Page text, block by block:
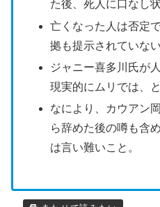
た後、死人に口なし
亡くなった人は否定
拠も提示されていない
ジャニー喜多川氏が
現実的にムリでは、
なにより、カウアン
ら辞めた後の噂も含
は言い難いこと。